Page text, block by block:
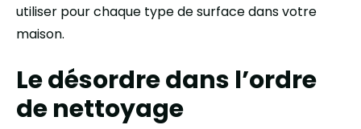
utiliser pour chaque type de surface dans votre
maison.
Le désordre dans l’ordre
de nettoyage